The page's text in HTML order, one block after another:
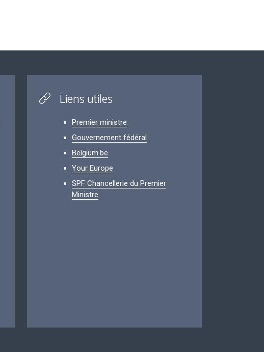
Liens utiles
Premier ministre
Gouvernement fédéral
Belgium.be
Your Europe
SPF Chancellerie du Premier
Ministre